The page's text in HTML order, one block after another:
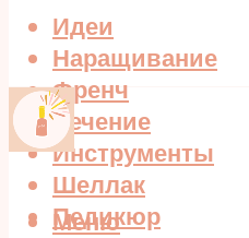
Идеи
Наращивание
Френч
Лечение
Инструменты
Шеллак
Педикюр
Меню